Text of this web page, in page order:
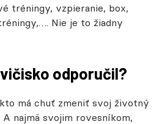
tréningy, vzpieranie, box,
Nie je to žiadny
odporučil?
má chuť zmeniť svoj životný
najmä svojim rovesníkom,